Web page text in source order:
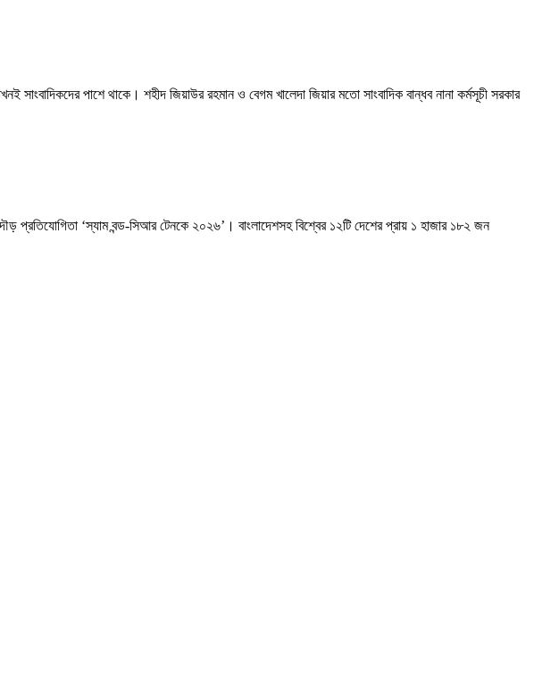
পাশে থাকে। শহীদ জিয়াউর রহমান ও বেগম খালেদা জিয়ার মতো সাংবাদিক বান্ধব নানা কর্মসূচী সরকার
প্রতিযোগিতা ‘স্যাম বন্ড-সিআর টেনকে ২০২৬’। বাংলাদেশসহ বিশ্বের ১২টি দেশের প্রায় ১ হাজার ১৮২ জন